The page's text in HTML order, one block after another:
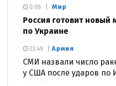
Мир
Россия готовит новый
по Украине
0:06
Армия
СМИ назвали число
у США после ударов по
23:49